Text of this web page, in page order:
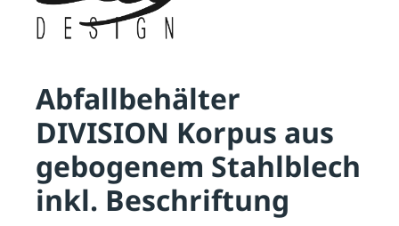
Abfallbehälter
DIVISION Korpus aus
gebogenem Stahlblech
inkl. Beschriftung